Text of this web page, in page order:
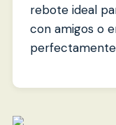
rebote ideal
con amigos o
perfectamente